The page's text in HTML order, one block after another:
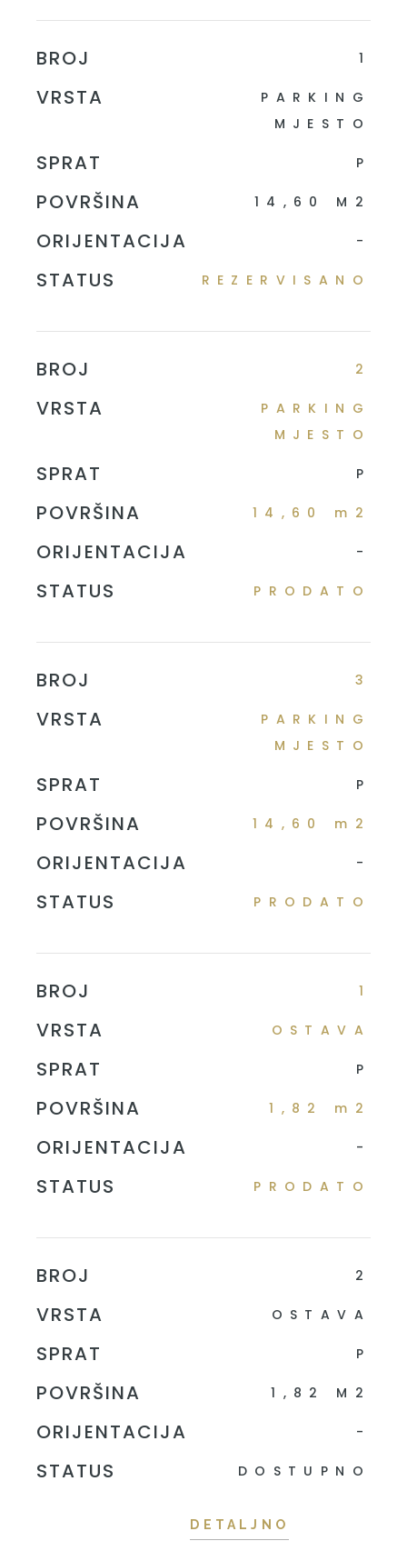
BROJ 1
VRSTA
PARKING
MJESTO
SPRAT P
POVRŠINA 14,60 M2
ORIJENTACIJA -
STATUS REZERVISANO
BROJ 2
VRSTA
PARKING
MJESTO
SPRAT P
POVRŠINA 14,60 m2
ORIJENTACIJA -
STATUS PRODATO
BROJ 3
VRSTA
PARKING
MJESTO
SPRAT P
POVRŠINA 14,60 m2
ORIJENTACIJA -
STATUS PRODATO
BROJ 1
VRSTA OSTAVA
SPRAT P
POVRŠINA 1,82 m2
ORIJENTACIJA -
STATUS PRODATO
BROJ 2
VRSTA OSTAVA
SPRAT P
POVRŠINA 1,82 M2
ORIJENTACIJA -
STATUS DOSTUPNO
DETALJNO